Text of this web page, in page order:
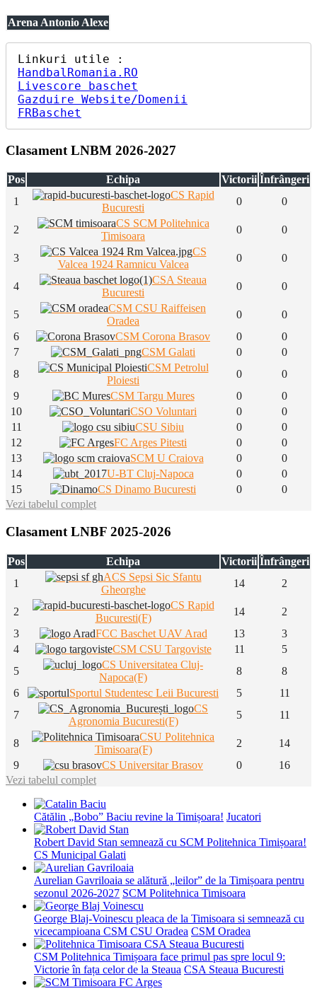
Arena Antonio Alexe
HandbalRomania.RO
Livescore baschet
Gazduire Website/Domenii
FRBaschet
Clasament LNBM 2026-2027
Pos Echipa Victorii Înfrângeri
1
CS Rapid
Bucuresti
0 0
2
CS SCM Politehnica
Timisoara
0 0
3
CS
Valcea 1924 Ramnicu Valcea
0 0
4
CSA Steaua
Bucuresti
0 0
5
CSM CSU Raiffeisen
Oradea
0
0
6
CSM Corona Brasov 0
0
7
CSM Galati 0
0
8
CSM Petrolul
Ploiesti
0
0
9
CSM Targu Mures 0
0
10
CSO Voluntari 0
0
11
CSU Sibiu 0
0
12
FC Arges Pitesti 0
0
13
SCM U Craiova 0
0
14
U-BT Cluj-Napoca 0
0
15
CS Dinamo Bucuresti 0
0
Vezi tabelul complet
Clasament LNBF 2025-2026
Pos Echipa Victorii Înfrângeri
1
ACS Sepsi Sic Sfantu
Gheorghe
14 2
2
CS Rapid
Bucuresti(F)
14
2
3
FCC Baschet UAV Arad 13
3
4
CSM CSU Targoviste 11
5
5
CS Universitatea Cluj-
Napoca(F)
8
8
6
Sportul Studentesc Leii Bucuresti 5
11
7
CS
Agronomia Bucuresti(F)
5 11
8
CSU Politehnica
Timisoara(F)
2
14
9
CS Universitar Brasov 0
16
Vezi tabelul complet
Cătălin „Bobo” Baciu revine la Timișoara! Jucatori
Robert David Stan semnează cu SCM Politehnica Timișoara!
CS Municipal Galati
Aurelian Gavriloaia se alătură „leilor” de la Timișoara pentru
sezonul 2026-2027 SCM Politehnica Timisoara
George Blaj-Voinescu pleaca de la Timisoara si semnează cu
vicecampioana CSM CSU Oradea CSM Oradea
CSM Politehnica Timișoara face primul pas spre locul 9:
Victorie în fața celor de la Steaua CSA Steaua Bucuresti